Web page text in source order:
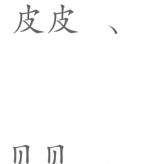
皮 皮
、